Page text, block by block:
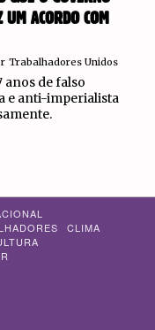
UM ACORDO COM
Trabalhadores Unidos
anos de falso
e anti-imperialista
CLIMA